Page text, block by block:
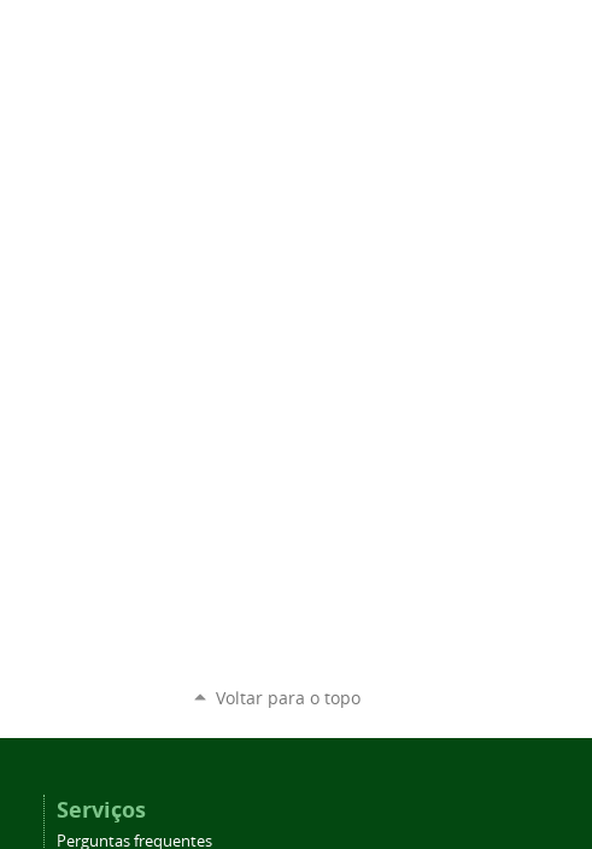
Voltar para o topo
Serviços
Perguntas frequentes